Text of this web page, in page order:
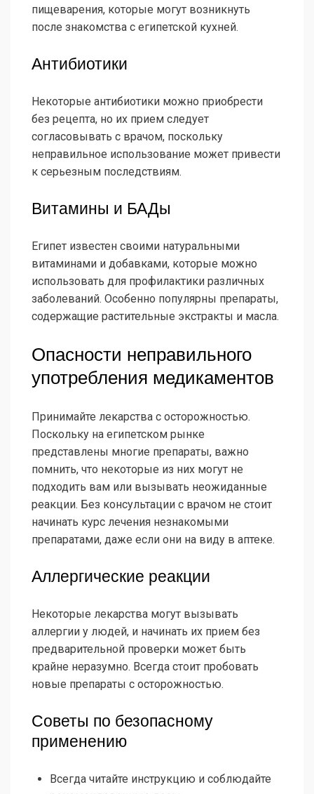
пищеварения, которые могут возникнуть
после знакомства с египетской кухней.
Антибиотики
Некоторые антибиотики можно приобрести
без рецепта, но их прием следует
согласовывать с врачом, поскольку
неправильное использование может привести
к серьезным последствиям.
Витамины и БАДы
Египет известен своими натуральными
витаминами и добавками, которые можно
использовать для профилактики различных
заболеваний. Особенно популярны препараты,
содержащие растительные экстракты и масла.
Опасности неправильного
употребления медикаментов
Принимайте лекарства с осторожностью.
Поскольку на египетском рынке
представлены многие препараты, важно
помнить, что некоторые из них могут не
подходить вам или вызывать неожиданные
реакции. Без консультации с врачом не стоит
начинать курс лечения незнакомыми
препаратами, даже если они на виду в аптеке.
Аллергические реакции
Некоторые лекарства могут вызывать
аллергии у людей, и начинать их прием без
предварительной проверки может быть
крайне неразумно. Всегда стоит пробовать
новые препараты с осторожностью.
Советы по безопасному
применению
Всегда читайте инструкцию и соблюдайте